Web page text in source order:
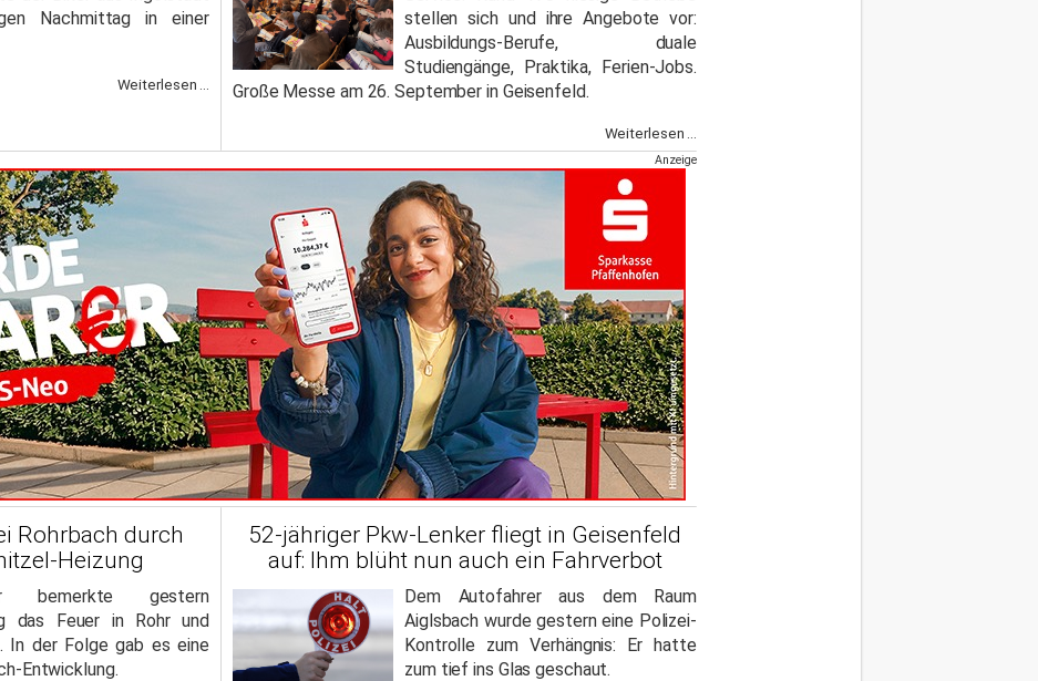
Nachmittag in einer
Weiterlesen ...
stellen sich und ihre Angebote vor:
Ausbildungs-Berufe, duale
Studiengänge, Praktika, Ferien-Jobs.
Große Messe am 26. September in Geisenfeld.
Weiterlesen ...
Anzeige
Rohrbach durch
Heizung
bemerkte gestern
das Feuer in Rohr und
In der Folge gab es eine
Entwicklung.
52-jähriger Pkw-Lenker fliegt in Geisenfeld
auf: Ihm blüht nun auch ein Fahrverbot
Dem Autofahrer aus dem Raum
Aiglsbach wurde gestern eine Polizei-
Kontrolle zum Verhängnis: Er hatte
zum tief ins Glas geschaut.